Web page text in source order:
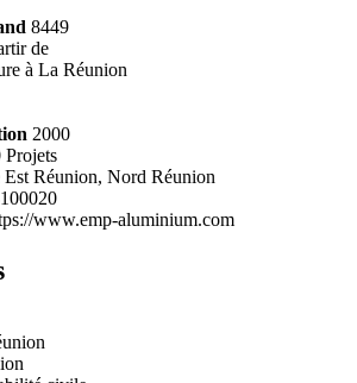
8449
de
à La Réunion
2000
Projets
Est Réunion, Nord Réunion
www.emp-aluminium.com